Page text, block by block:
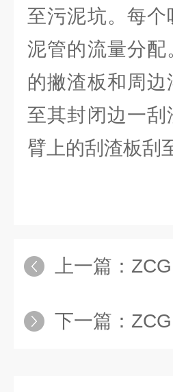
至污泥坑。每
泥管的流量分
的撇渣板和周
至其封闭边一
臂上的刮渣板刮
上一篇：
下一篇：